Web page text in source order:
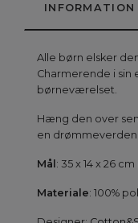
INFORMATION
Alle børn elsker
Charmerende i sin
børneværelset.
Hæng den over
en drømmeverden
Mål : 35 x 14 x 26
Materiale: 100%